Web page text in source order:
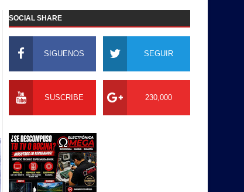
SOCIAL SHARE
SIGUENOS SEGUIR
SUSCRIBE 230,000